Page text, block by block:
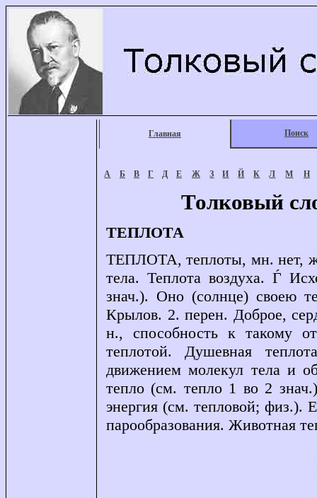
Главная Поиск
А Б В Г Д Е Ж З И Й К Л М Н
Толковый
ТЕПЛОТА
ТЕПЛОТА, теплоты, мн. нет,
тела. Теплота воздуха. Ѓ
знач.). Оно (солнце) своею
Крылов. 2. перен. Доброе,
н., способность к такому
теплотой. Душевная
движением молекул тела и
тепло (см. тепло 1 во 2
энергия (см. тепловой; физ.).
парообразования. Животная